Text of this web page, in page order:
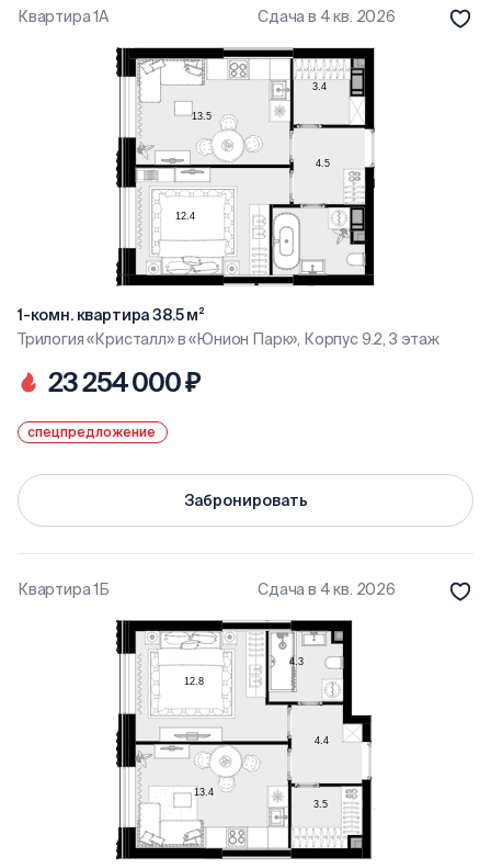
Квартира 1А Сдача в 4 кв. 2026
1-комн. квартира 38.5 м²
Трилогия «Кристалл» в «Юнион Парк», Корпус 9.2, 3 этаж
23 254 000 ₽
спецпредложение
Забронировать
Квартира 1Б Сдача в 4 кв. 2026